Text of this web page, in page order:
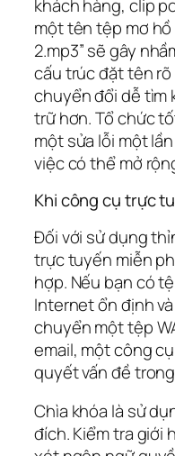
khách hàng, clip
một tên tệp mơ
2.mp3” sẽ gây
cấu trúc đặt tên
chuyển đổi dễ tìm
trữ hơn. Tổ chức
một sửa lỗi một
việc có thể mở
Khi công cụ trực
Đối với sử dụng
trực tuyến miễn
hợp. Nếu bạn có
Internet ổn định
chuyển một tệp
email, một công
quyết vấn đề
Chìa khóa là sử
đích. Kiểm tra giới